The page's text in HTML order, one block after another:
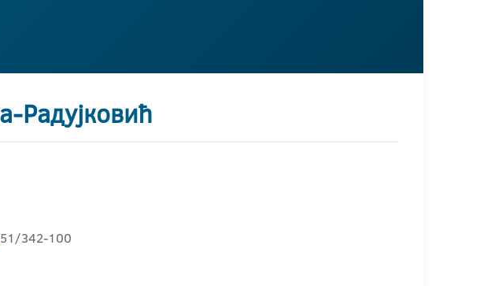
Радујковић
342-100